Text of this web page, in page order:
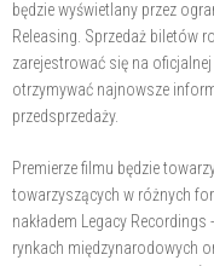
będzie wyświetlany przez
Releasing. Sprzedaż biletów
zarejestrować się na
otrzymywać najnowsze
przedsprzedaży.
Premierze filmu będzie
towarzyszących w różnych
nakładem Legacy
rynkach międzynarodowych